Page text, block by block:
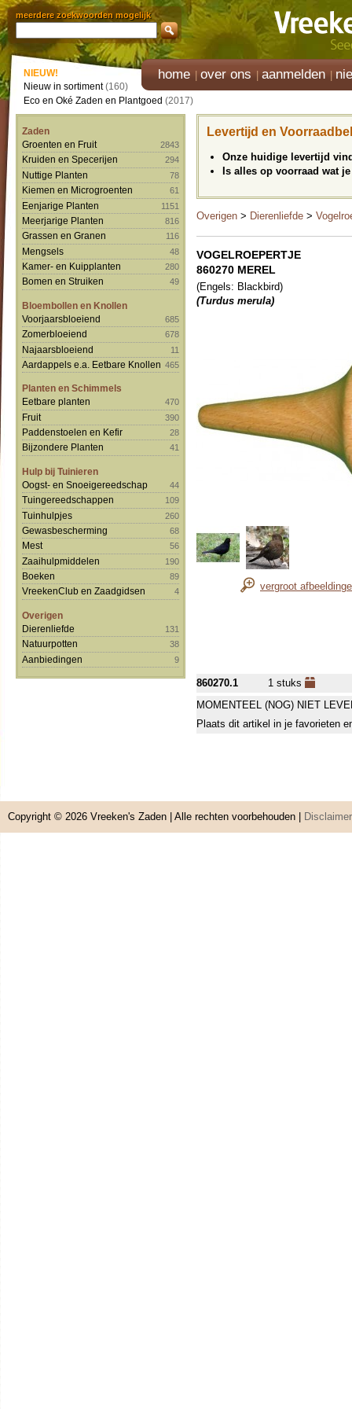
meerdere zoekwoorden mogelijk
home over ons aanmelden
NIEUW!
Nieuw in sortiment(160)
Eco en Oké Zaden en Plantgoed (2017)
Zaden
Groenten en Fruit
2843
Kruiden en Specerijen 294
Nuttige Planten 78
Kiemen en Microgroenten 61
Eenjarige Planten 1151
Meerjarige Planten 816
Grassen en Granen 116
Mengsels 48
Kamer- en Kuipplanten 280
Bomen en Struiken 49
Bloembollen en Knollen
Voorjaarsbloeiend
685
Zomerbloeiend 678
Najaarsbloeiend 11
Aardappels e.a. Eetbare Knollen 465
Planten en Schimmels
Eetbare planten
470
Fruit 390
Paddenstoelen en Kefir 28
Bijzondere Planten 41
Hulp bij Tuinieren
Oogst- en Snoeigereedschap
44
Tuingereedschappen 109
Tuinhulpjes 260
Gewasbescherming 68
Mest 56
Zaaihulpmiddelen 190
Boeken 89
VreekenClub en Zaadgidsen 4
Overigen
Dierenliefde
131
Natuurpotten 38
Aanbiedingen 9
Levertijd en
Onze huidige levertijd
Is alles op voorraad wat
Overigen > Dierenliefde >
VOGELROEPERTJE
860270 MEREL
(Engels: Blackbird)
(Turdus merula)
vergroot
860270.1
1 stuks
MOMENTEEL (NOG) NIET
Plaats dit artikel in je favorieten
Copyright © 2026 Vreeken's Zaden | Alle rechten voorbehouden | Disclaimer